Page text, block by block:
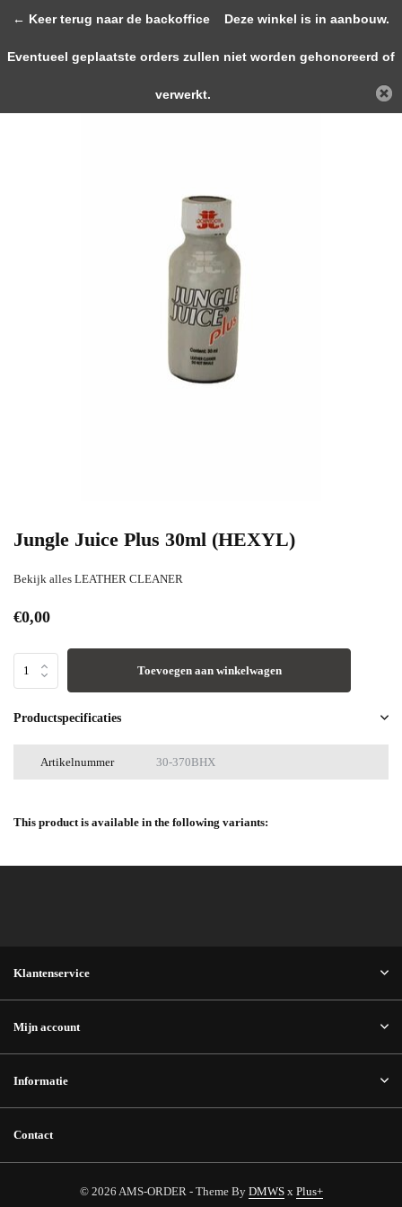
Home
Jungle Juice Plus 30ml (HEXYL)
Bekijk alles LEATHER CLEANER
€0,00
Toevoegen aan winkelwagen
Productspecificaties
Artikelnummer 30-370BHX
This product is available in the following variants:
Klantenservice
Mijn account
Informatie
Contact
© 2026 AMS-ORDER - Theme By DMWSx Plus+
← Keer terug naar de backoffice Deze winkel is in aanbouw.
Eventueel geplaatste orders zullen niet worden gehonoreerd of
verwerkt.